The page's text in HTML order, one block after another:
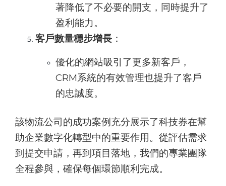
著降低了不必要的開支，同時提升了
盈利能力。
客戶數量穩步增長 ：
優化的網站吸引了更多新客戶，
CRM系統的有效管理也提升了客戶
的忠誠度。
該物流公司的成功案例充分展示了科技券在幫
助企業數字化轉型中的重要作用。從評估需求
到提交申請，再到項目落地，我們的專業團隊
全程參與，確保每個環節順利完成。